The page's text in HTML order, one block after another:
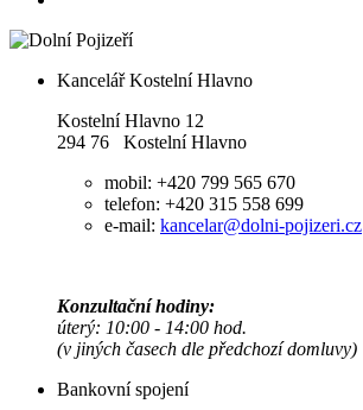
Kancelář Kostelní Hlavno
Kostelní Hlavno 12
294 76 Kostelní Hlavno
mobil: +420 799 565 670
telefon: +420 315 558 699
e-mail: kancelar@dolni-pojizeri.cz
Konzultační hodiny:
úterý: 10:00 - 14:00 hod.
(v jiných časech dle předchozí domluvy)
Bankovní spojení